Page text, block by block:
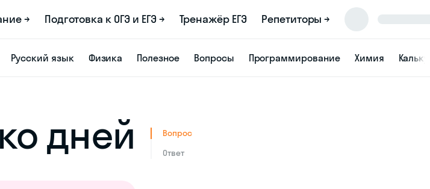
→ Подготовка к ОГЭ и ЕГЭ → Тренажёр ЕГЭ Репетиторы →
Русский язык Физика Полезное Вопросы Программирование Химия
дней
Вопрос
Ответ